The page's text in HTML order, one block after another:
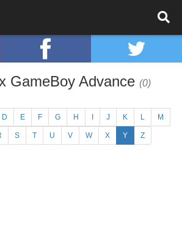
GameBoy Advance (0)
D E F G H J K L M
S T U V W X Y Z